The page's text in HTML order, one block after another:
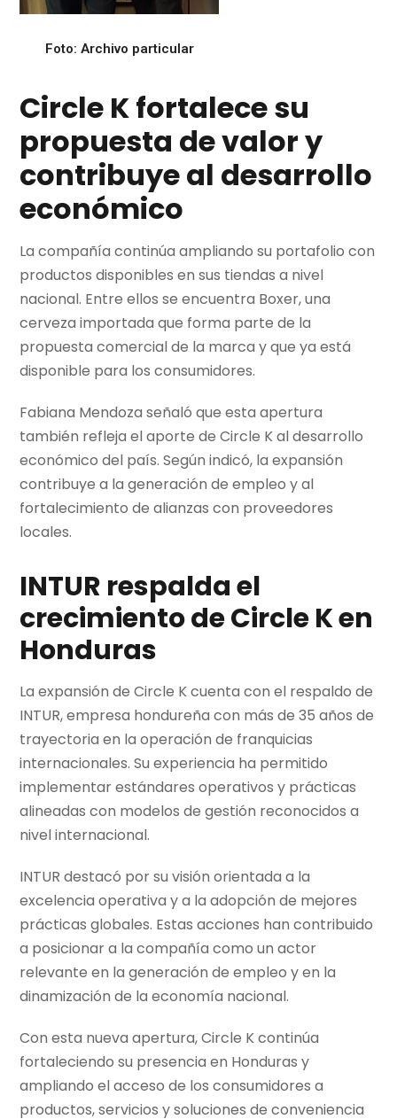
Foto: Archivo particular
Circle K fortalece su
propuesta de valor y
contribuye al desarrollo
económico
La compañía continúa ampliando su portafolio con
productos disponibles en sus tiendas a nivel
nacional. Entre ellos se encuentra Boxer, una
cerveza importada que forma parte de la
propuesta comercial de la marca y que ya está
disponible para los consumidores.
Fabiana Mendoza señaló que esta apertura
también refleja el aporte de Circle K al desarrollo
económico del país. Según indicó, la expansión
contribuye a la generación de empleo y al
fortalecimiento de alianzas con proveedores
locales.
INTUR respalda el
crecimiento de Circle K en
Honduras
La expansión de Circle K cuenta con el respaldo de
INTUR, empresa hondureña con más de 35 años de
trayectoria en la operación de franquicias
internacionales. Su experiencia ha permitido
implementar estándares operativos y prácticas
alineadas con modelos de gestión reconocidos a
nivel internacional.
INTUR destacó por su visión orientada a la
excelencia operativa y a la adopción de mejores
prácticas globales. Estas acciones han contribuido
a posicionar a la compañía como un actor
relevante en la generación de empleo y en la
dinamización de la economía nacional.
Con esta nueva apertura, Circle K continúa
fortaleciendo su presencia en Honduras y
ampliando el acceso de los consumidores a
productos, servicios y soluciones de conveniencia